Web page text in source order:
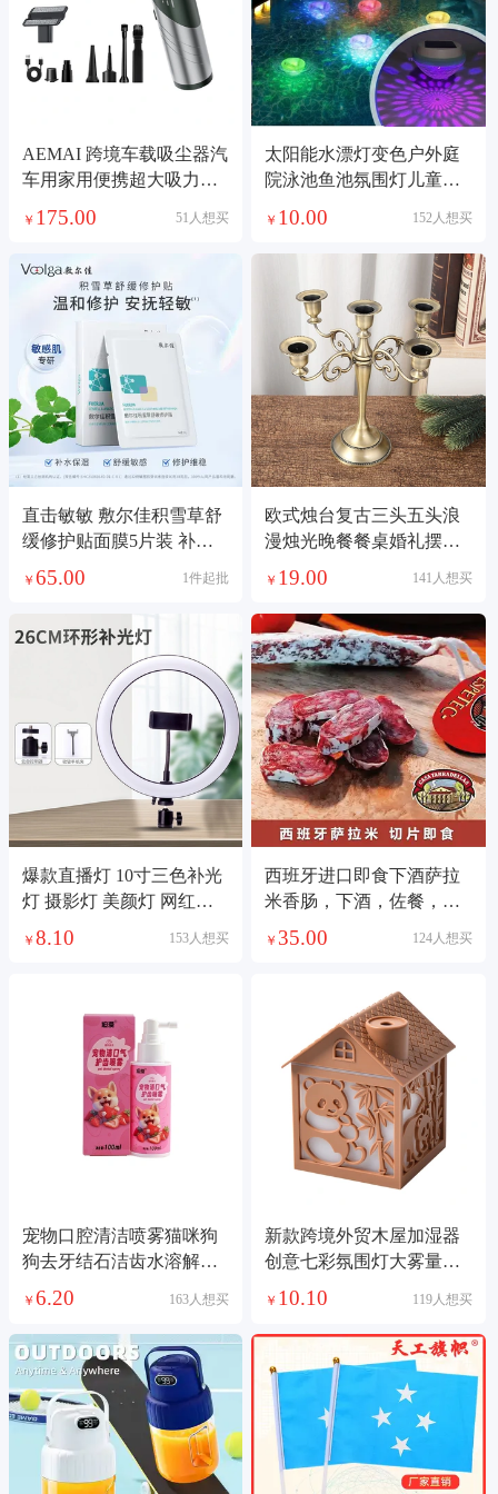
AEMAI 跨境车载吸尘器汽
车用家用便携超大吸力手
持小型吸尘器
￥ 175.00 51人想买
太阳能水漂灯变色户外庭
院泳池鱼池氛围灯儿童洗
澡玩具宠物玩具
￥ 10.00 152人想买
直击敏敏 敷尔佳积雪草舒
缓修护贴面膜5片装 补水
保湿舒缓敏感肌泛红屏障
￥ 65.00 1件起批
欧式烛台复古三头五头浪
漫烛光晚餐餐桌婚礼摆件
婚庆蜡烛台道具
￥ 19.00 141人想买
爆款直播灯 10寸三色补光
灯 摄影灯 美颜灯 网红直
播打光灯
￥ 8.10 153人想买
西班牙进口即食下酒萨拉
米香肠，下酒，佐餐，零
食都可以，由于是空运进
￥ 35.00 124人想买
宠物口腔清洁喷雾猫咪狗
狗去牙结石洁齿水溶解有
效除口臭喷剂
￥ 6.20 163人想买
新款跨境外贸木屋加湿器
创意七彩氛围灯大雾量喷
雾加用桌面增湿机加湿器
￥ 10.10 119人想买